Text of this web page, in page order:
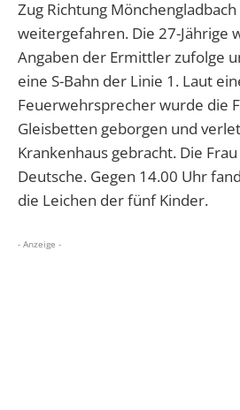
Zug Richtung
weitergefahren. Die 27-Jährige
Angaben der Ermittler zufolge
eine S-Bahn der Linie 1. Laut
Feuerwehrsprecher wurde die
Gleisbetten geborgen und
Krankenhaus gebracht. Die
Deutsche. Gegen 14.00 Uhr
die Leichen der fünf Kinder.
- Anzeige -